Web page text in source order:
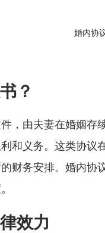
婚内协
？
，由夫妻在婚姻存
和义务。这类协议
财务安排。婚内协
效力